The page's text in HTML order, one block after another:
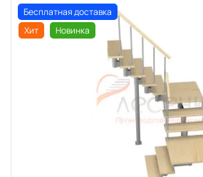
Бесплатная доставка
Хит
Новинка